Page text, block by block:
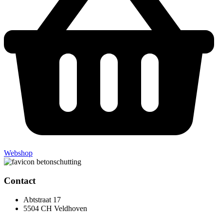
Webshop
Contact
Abtstraat 17
5504 CH Veldhoven